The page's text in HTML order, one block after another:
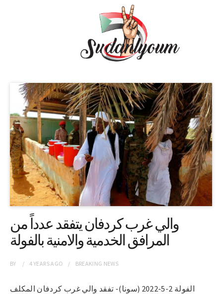
والي غرب كردفان يتفقد عدداً من
المرافق الخدمية والامنية بالفولة
BY 4 YEARSAGO BREAKING NEWS
الفولة 2-5-2022 (سونا)- تفقد والي غرب كردفان المكلف